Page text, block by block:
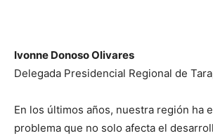
Ivonne Donoso Olivares
Delegada Presidencial Regional de
En los últimos años, nuestra región ha
problema que no solo afecta el